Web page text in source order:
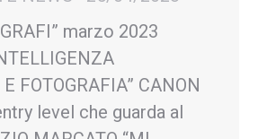
marzo 2023
FOTOGRAFIA” CANON
level che guarda al